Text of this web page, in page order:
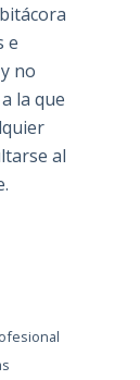
e
no
la que
al